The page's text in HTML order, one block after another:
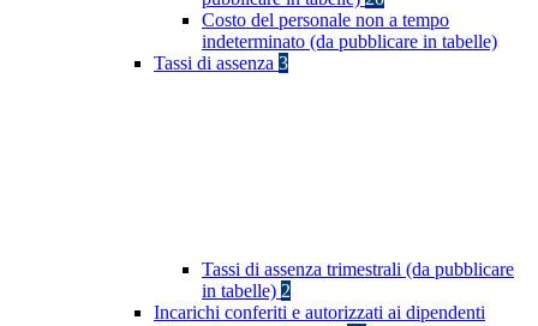
Costo del personale non a tempo
indeterminato (da pubblicare in tabelle)
Tassi di assenza 3
Tassi di assenza trimestrali (da pubblicare
in tabelle) 2
Incarichi conferiti e autorizzati ai dipendenti